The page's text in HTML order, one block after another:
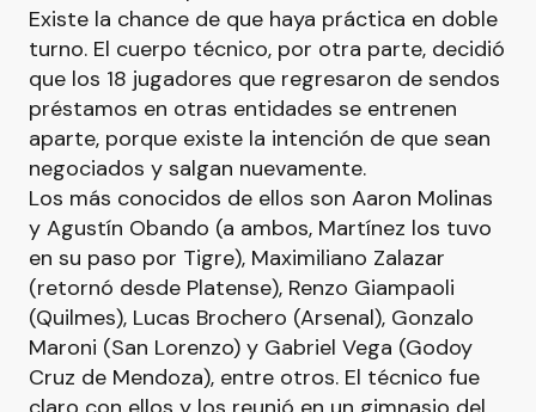
Existe la chance de que haya práctica en doble
turno. El cuerpo técnico, por otra parte, decidió
que los 18 jugadores que regresaron de sendos
préstamos en otras entidades se entrenen
aparte, porque existe la intención de que sean
negociados y salgan nuevamente.
Los más conocidos de ellos son Aaron Molinas
y Agustín Obando (a ambos, Martínez los tuvo
en su paso por Tigre), Maximiliano Zalazar
(retornó desde Platense), Renzo Giampaoli
(Quilmes), Lucas Brochero (Arsenal), Gonzalo
Maroni (San Lorenzo) y Gabriel Vega (Godoy
Cruz de Mendoza), entre otros. El técnico fue